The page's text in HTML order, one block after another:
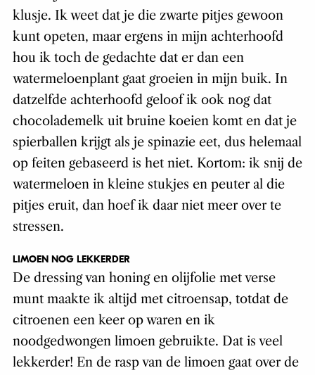
klusje. Ik weet dat je die zwarte pitjes gewoon
kunt opeten, maar ergens in mijn achterhoofd
hou ik toch de gedachte dat er dan een
watermeloenplant gaat groeien in mijn buik. In
datzelfde achterhoofd geloof ik ook nog dat
chocolademelk uit bruine koeien komt en dat je
spierballen krijgt als je spinazie eet, dus helemaal
op feiten gebaseerd is het niet. Kortom: ik snij de
watermeloen in kleine stukjes en peuter al die
pitjes eruit, dan hoef ik daar niet meer over te
stressen.
LIMOEN NOG LEKKERDER
De dressing van honing en olijfolie met verse
munt maakte ik altijd met citroensap, totdat de
citroenen een keer op waren en ik
noodgedwongen limoen gebruikte. Dat is veel
lekkerder! En de rasp van de limoen gaat over de